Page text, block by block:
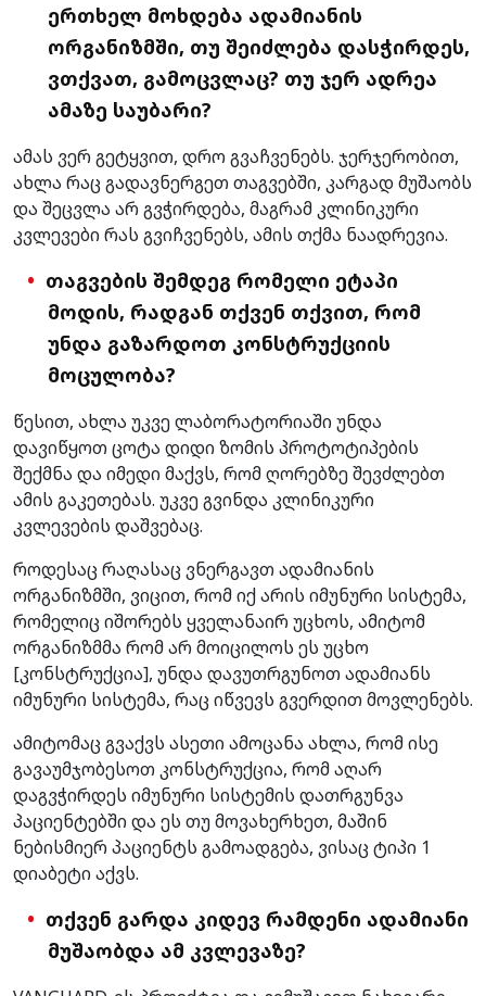
ერთხელ მოხდება ადამიანის
ორგანიზმში, თუ შეიძლება დასჭირდეს,
ვთქვათ, გამოცვლაც? თუ ჯერ ადრეა
ამაზე საუბარი?
ამას ვერ გეტყვით, დრო გვაჩვენებს. ჯერჯერობით,
ახლა რაც გადავნერგეთ თაგვებში, კარგად მუშაობს
და შეცვლა არ გვჭირდება, მაგრამ კლინიკური
კვლევები რას გვიჩვენებს, ამის თქმა ნაადრევია.
თაგვების შემდეგ რომელი ეტაპი
მოდის, რადგან თქვენ თქვით, რომ
უნდა გაზარდოთ კონსტრუქციის
მოცულობა?
წესით, ახლა უკვე ლაბორატორიაში უნდა
დავიწყოთ ცოტა დიდი ზომის პროტოტიპების
შექმნა და იმედი მაქვს, რომ ღორებზე შევძლებთ
ამის გაკეთებას. უკვე გვინდა კლინიკური
კვლევების დაშვებაც.
როდესაც რაღასაც ვნერგავთ ადამიანის
ორგანიზმში, ვიცით, რომ იქ არის იმუნური სისტემა,
რომელიც იშორებს ყველანაირ უცხოს, ამიტომ
ორგანიზმმა რომ არ მოიცილოს ეს უცხო
[კონსტრუქცია], უნდა დავუთრგუნოთ ადამიანს
იმუნური სისტემა, რაც იწვევს გვერდით მოვლენებს.
ამიტომაც გვაქვს ასეთი ამოცანა ახლა, რომ ისე
გავაუმჯობესოთ კონსტრუქცია, რომ აღარ
დაგვჭირდეს იმუნური სისტემის დათრგუნვა
პაციენტებში და ეს თუ მოვახერხეთ, მაშინ
ნებისმიერ პაციენტს გამოადგება, ვისაც ტიპი 1
დიაბეტი აქვს.
თქვენ გარდა კიდევ რამდენი ადამიანი
მუშაობდა ამ კვლევაზე?